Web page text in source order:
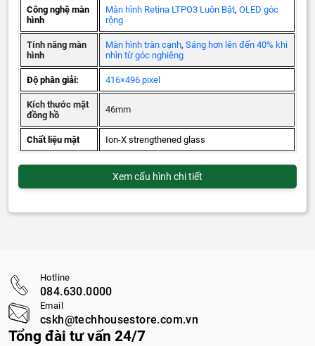
Công nghệ màn
hình
Màn hình Retina LTPO3 Luôn Bật, OLED góc
rộng
Tính năng màn
hình
Màn hình tràn cạnh, Sáng hơn lên đến 40% khi
nhìn từ góc nghiêng
Độ phân giải: 416×496 pixel
Kích thước mặt
đồng hồ
46mm
Chất liệu mặt Ion-X strengthened glass
Xem cấu hình chi tiết
Tổng đài tư vấn 24/7
Hotline
084.630.0000
Email
cskh@techhousestore.com.vn